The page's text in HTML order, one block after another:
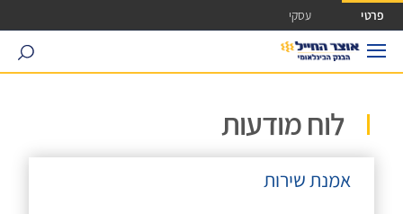
גישה ישירה לכפתור כניסה לחשבונך
פרטי עסקי
search
לוח מודעות
אמנת שירות